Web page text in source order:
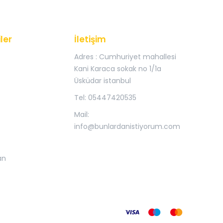
İletişim
Adres : Cumhuriyet mahallesi
Kani Karaca sokak no 1/1a
Üsküdar istanbul
Tel: 05447420535
Mail:
info@bunlardanistiyorum.com